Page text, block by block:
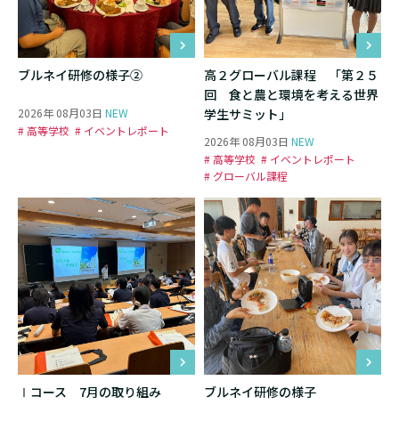
ブルネイ研修の様子②
2026年 08月03日 NEW
# 高等学校 # イベントレポート
高２グローバル課程 「第２５
回 食と農と環境を考える世界
学生サミット」
2026年 08月03日 NEW
# 高等学校 # イベントレポート
# グローバル課程
Ⅰコース 7月の取り組み ブルネイ研修の様子